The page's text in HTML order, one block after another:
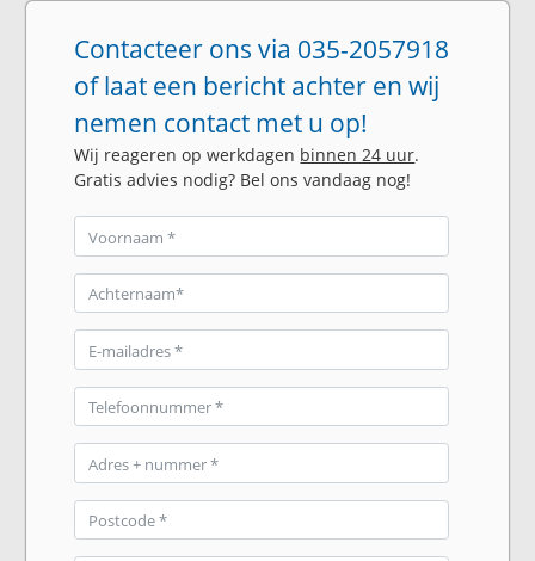
Contacteer ons via 035-2057918
of laat een bericht achter en wij
nemen contact met u op!
Wij reageren op werkdagen binnen 24 uur.
Gratis advies nodig? Bel ons vandaag nog!